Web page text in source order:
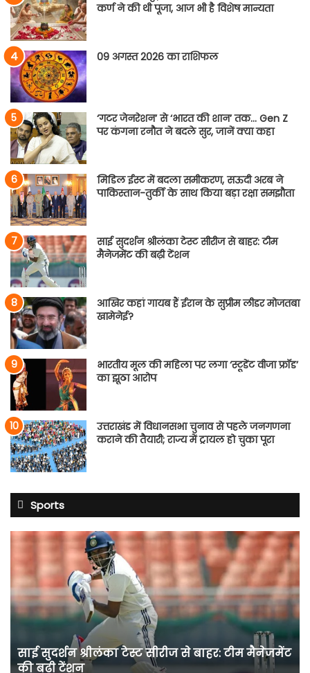
कर्ण ने की थी पूजा, आज भी है विशेष मान्यता
09 अगस्त 2026 का राशिफल
‘गटर जेनरेशन’ से ‘भारत की शान’ तक… Gen Z
पर कंगना रनौत ने बदले सुर, जानें क्या कहा
मिडिल ईस्ट में बदला समीकरण, सऊदी अरब ने
पाकिस्तान-तुर्की के साथ किया बड़ा रक्षा समझौता
साई सुदर्शन श्रीलंका टेस्ट सीरीज से बाहर: टीम
मैनेजमेंट की बढ़ी टेंशन
आखिर कहां गायब हैं ईरान के सुप्रीम लीडर मोजतबा
खामेनेई?
भारतीय मूल की महिला पर लगा ‘स्टूडेंट वीजा फ्रॉड’
का झूठा आरोप
उत्तराखंड में विधानसभा चुनाव से पहले जनगणना
कराने की तैयारी; राज्य में ट्रायल हो चुका पूरा
Sports
साई
श्रीलंका
टेस्ट
सीरीज
से
मैनेजमेंट
की
साई सुदर्शन श्रीलंका टेस्ट सीरीज से बाहर: टीम मैनेजमेंट
की बढ़ी टेंशन